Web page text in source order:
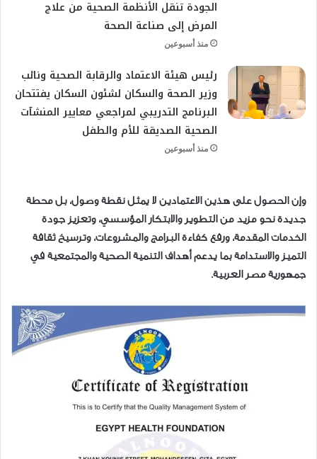
الجودة تنقل الأنظمة الصحية من علاج
المرض إلى صناعة الصحة
منذ أسبوعين
رئيس هيئة الاعتماد والرقابة الصحية ونائب
وزير الصحة والسكان لشئون السكان يفتتحان
البرنامج التدريبي لمراجعي معايير المنشآت
الصحية الصديقة للأم والطفل
منذ أسبوعين
وإن الحصول على هذين الاعتمادين لا يمثل نقطة وصول، بل محطة
جديدة نحو مزيد من التطوير والابتكار المؤسسي، وتعزيز جودة
الخدمات المقدمة، ورفع كفاءة البرامج والمشروعات، وترسيخ ثقافة
التميز والاستدامة بما يدعم أهداف التنمية الصحية والمجتمعية في
جمهورية مصر العربية.